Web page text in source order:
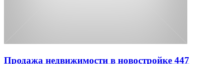
Продажа недвижимости в новостройке 447